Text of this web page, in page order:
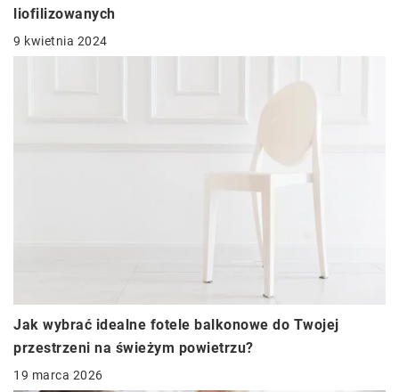
liofilizowanych
9 kwietnia 2024
Jak wybrać idealne fotele balkonowe do Twojej
przestrzeni na świeżym powietrzu?
19 marca 2026